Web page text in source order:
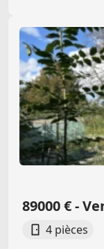
89000 € -
4 pièces